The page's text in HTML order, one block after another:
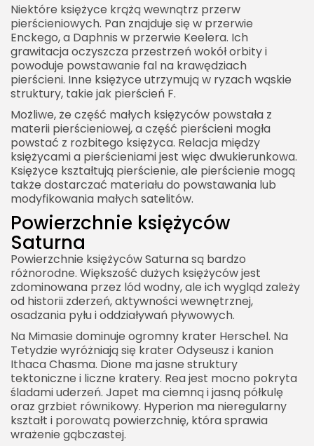
Niektóre księżyce krążą wewnątrz przerw
pierścieniowych. Pan znajduje się w przerwie
Enckego, a Daphnis w przerwie Keelera. Ich
grawitacja oczyszcza przestrzeń wokół orbity i
powoduje powstawanie fal na krawędziach
pierścieni. Inne księżyce utrzymują w ryzach wąskie
struktury, takie jak pierścień F.
Możliwe, że część małych księżyców powstała z
materii pierścieniowej, a część pierścieni mogła
powstać z rozbitego księżyca. Relacja między
księżycami a pierścieniami jest więc dwukierunkowa.
Księżyce kształtują pierścienie, ale pierścienie mogą
także dostarczać materiału do powstawania lub
modyfikowania małych satelitów.
Powierzchnie księżyców
Saturna
Powierzchnie księżyców Saturna są bardzo
różnorodne. Większość dużych księżyców jest
zdominowana przez lód wodny, ale ich wygląd zależy
od historii zderzeń, aktywności wewnętrznej,
osadzania pyłu i oddziaływań pływowych.
Na Mimasie dominuje ogromny krater Herschel. Na
Tetydzie wyróżniają się krater Odyseusz i kanion
Ithaca Chasma. Dione ma jasne struktury
tektoniczne i liczne kratery. Rea jest mocno pokryta
śladami uderzeń. Japet ma ciemną i jasną półkulę
oraz grzbiet równikowy. Hyperion ma nieregularny
kształt i porowatą powierzchnię, która sprawia
wrażenie gąbczastej.